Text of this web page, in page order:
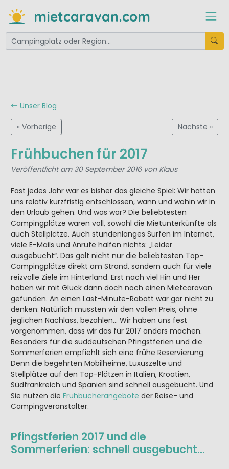
mietcaravan.com
Unser Blog
« Vorherige Nächste »
Frühbuchen für 2017
Veröffentlicht am 30 September 2016 von Klaus
Fast jedes Jahr war es bisher das gleiche Spiel: Wir hatten
uns relativ kurzfristig entschlossen, wann und wohin wir in
den Urlaub gehen. Und was war? Die beliebtesten
Campingplätze waren voll, sowohl die Mietunterkünfte als
auch Stellplätze. Auch stundenlanges Surfen im Internet,
viele E-Mails und Anrufe halfen nichts: „Leider
ausgebucht“. Das galt nicht nur die beliebtesten Top-
Campingplätze direkt am Strand, sondern auch für viele
reizvolle Ziele im Hinterland. Erst nach viel Hin und Her
haben wir mit Glück dann doch noch einen Mietcaravan
gefunden. An einen Last-Minute-Rabatt war gar nicht zu
denken: Natürlich mussten wir den vollen Preis, ohne
jeglichen Nachlass, bezahlen… Wir haben uns fest
vorgenommen, dass wir das für 2017 anders machen.
Besonders für die süddeutschen Pfingstferien und die
Sommerferien empfiehlt sich eine frühe Reservierung.
Denn die begehrten Mobilheime, Luxuszelte und
Stellplätze auf den Top-Plätzen in Italien, Kroatien,
Südfrankreich und Spanien sind schnell ausgebucht. Und
Sie nutzen die Frühbucherangebote der Reise- und
Campingveranstalter.
Pfingstferien 2017 und die
Sommerferien: schnell ausgebucht…